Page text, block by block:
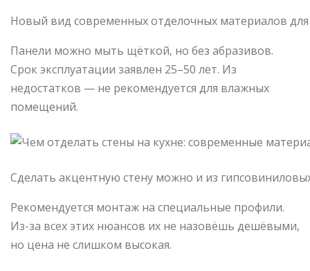
Новый вид современных отделочных материалов
Панели можно мыть щёткой, но без абразивов.
Срок эксплуатации заявлен 25–50 лет. Из
недостатков — не рекомендуется для влажных
помещений.
Сделать акцентную стену можно и из
Рекомендуется монтаж на специальные профили.
Из-за всех этих нюансов их не назовёшь дешёвыми,
но цена не слишком высокая.